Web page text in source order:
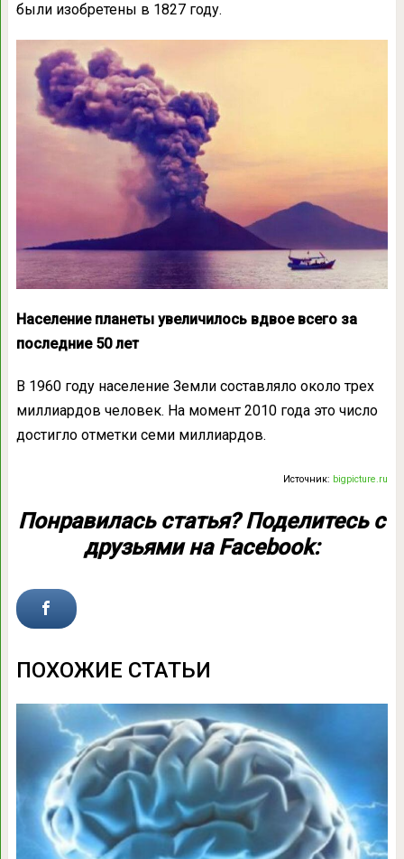
были изобретены в 1827 году.
Население планеты увеличилось вдвое всего за
последние 50 лет
В 1960 году население Земли составляло около трех
миллиардов человек. На момент 2010 года это число
достигло отметки семи миллиардов.
Источник: bigpicture.ru
Понравилась статья? Поделитесь с
друзьями на Facebook:
ПОХОЖИЕ СТАТЬИ